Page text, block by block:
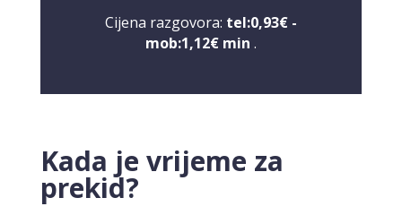
Cijena razgovora: tel:0,93€ -
mob:1,12€ min .
Kada je vrijeme za
prekid?